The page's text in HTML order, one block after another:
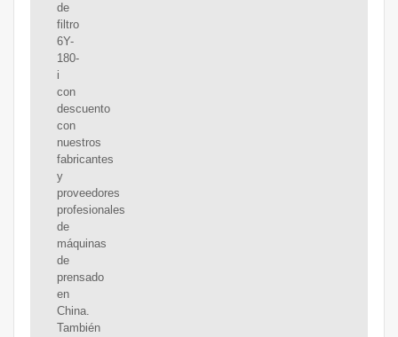
de
filtro
6Y-
180-
i
con
descuento
con
nuestros
fabricantes
y
proveedores
profesionales
de
máquinas
de
prensado
en
China.
También